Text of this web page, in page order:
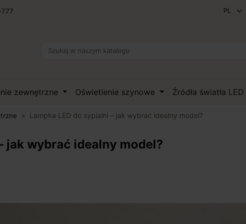
zewnętrzne Oświetlenie szynowe Źródła światła LED
Lampka LED do sypialni – jak wybrać idealny model?
jak wybrać idealny model?